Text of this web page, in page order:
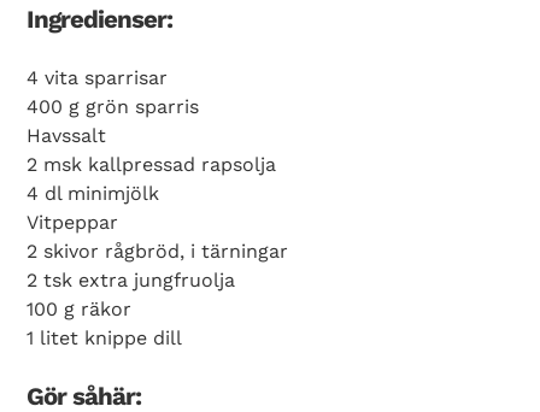
Ingredienser:
4 vita sparrisar
400 g grön sparris
Havssalt
2 msk kallpressad rapsolja
4 dl minimjölk
Vitpeppar
2 skivor rågbröd, i tärningar
2 tsk extra jungfruolja
100 g räkor
1 litet knippe dill
Gör såhär: